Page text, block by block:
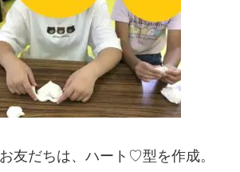
友だちは、ハート♡型を作成。